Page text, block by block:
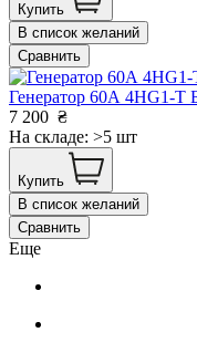
Купить
В список желаний
Сравнить
Генератор 60А 4HG1-
7 200 ₴
На складе: >5 шт
Купить
В список желаний
Сравнить
Еще